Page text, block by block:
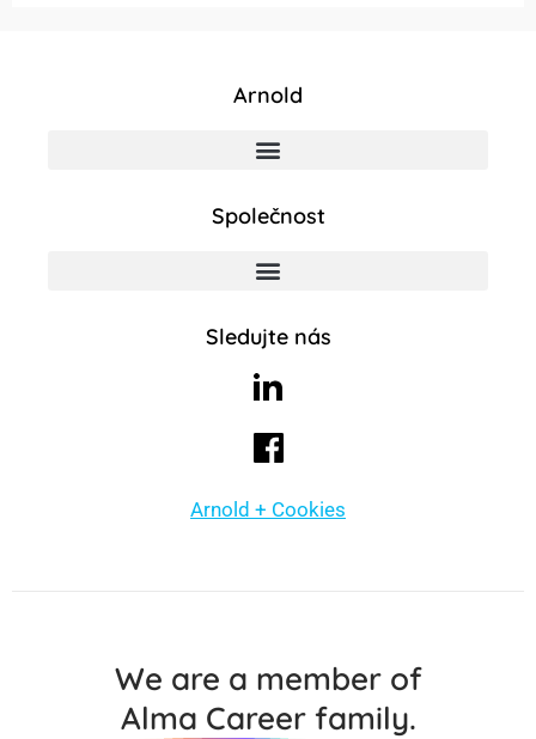
Arnold
Společnost
Sledujte nás
Arnold + Cookies
We are a member of
Alma Careerfamily.